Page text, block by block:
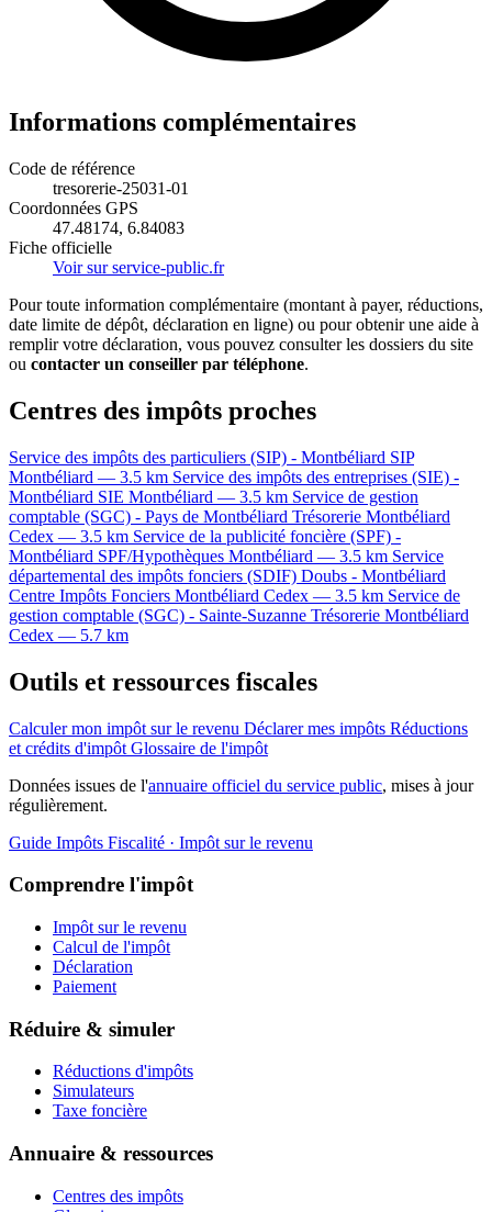
Informations complémentaires
Code de référence
tresorerie-25031-01
Coordonnées GPS
47.48174, 6.84083
Fiche officielle
Voir sur service-public.fr
Pour toute information complémentaire (montant à payer, réductions,
date limite de dépôt, déclaration en ligne) ou pour obtenir une aide à
remplir votre déclaration, vous pouvez consulter les dossiers du site
ou contacter un conseiller par téléphone.
Centres des impôts proches
Service des impôts des particuliers (SIP) - Montbéliard SIP
Montbéliard — 3.5 km Service des impôts des entreprises (SIE) -
Montbéliard SIE Montbéliard — 3.5 km Service de gestion
comptable (SGC) - Pays de Montbéliard Trésorerie Montbéliard
Cedex — 3.5 km Service de la publicité foncière (SPF) -
Montbéliard SPF/Hypothèques Montbéliard — 3.5 km Service
départemental des impôts fonciers (SDIF) Doubs - Montbéliard
Centre Impôts Fonciers Montbéliard Cedex — 3.5 km Service de
gestion comptable (SGC) - Sainte-Suzanne Trésorerie Montbéliard
Cedex — 5.7 km
Outils et ressources fiscales
Calculer mon impôt sur le revenu Déclarer mes impôts Réductions
et crédits d'impôt Glossaire de l'impôt
Données issues de l'annuaire officiel du service public, mises à jour
régulièrement.
Guide Impôts Fiscalité · Impôt sur le revenu
Comprendre l'impôt
Impôt sur le revenu
Calcul de l'impôt
Déclaration
Paiement
Réduire & simuler
Réductions d'impôts
Simulateurs
Taxe foncière
Annuaire & ressources
Centres des impôts